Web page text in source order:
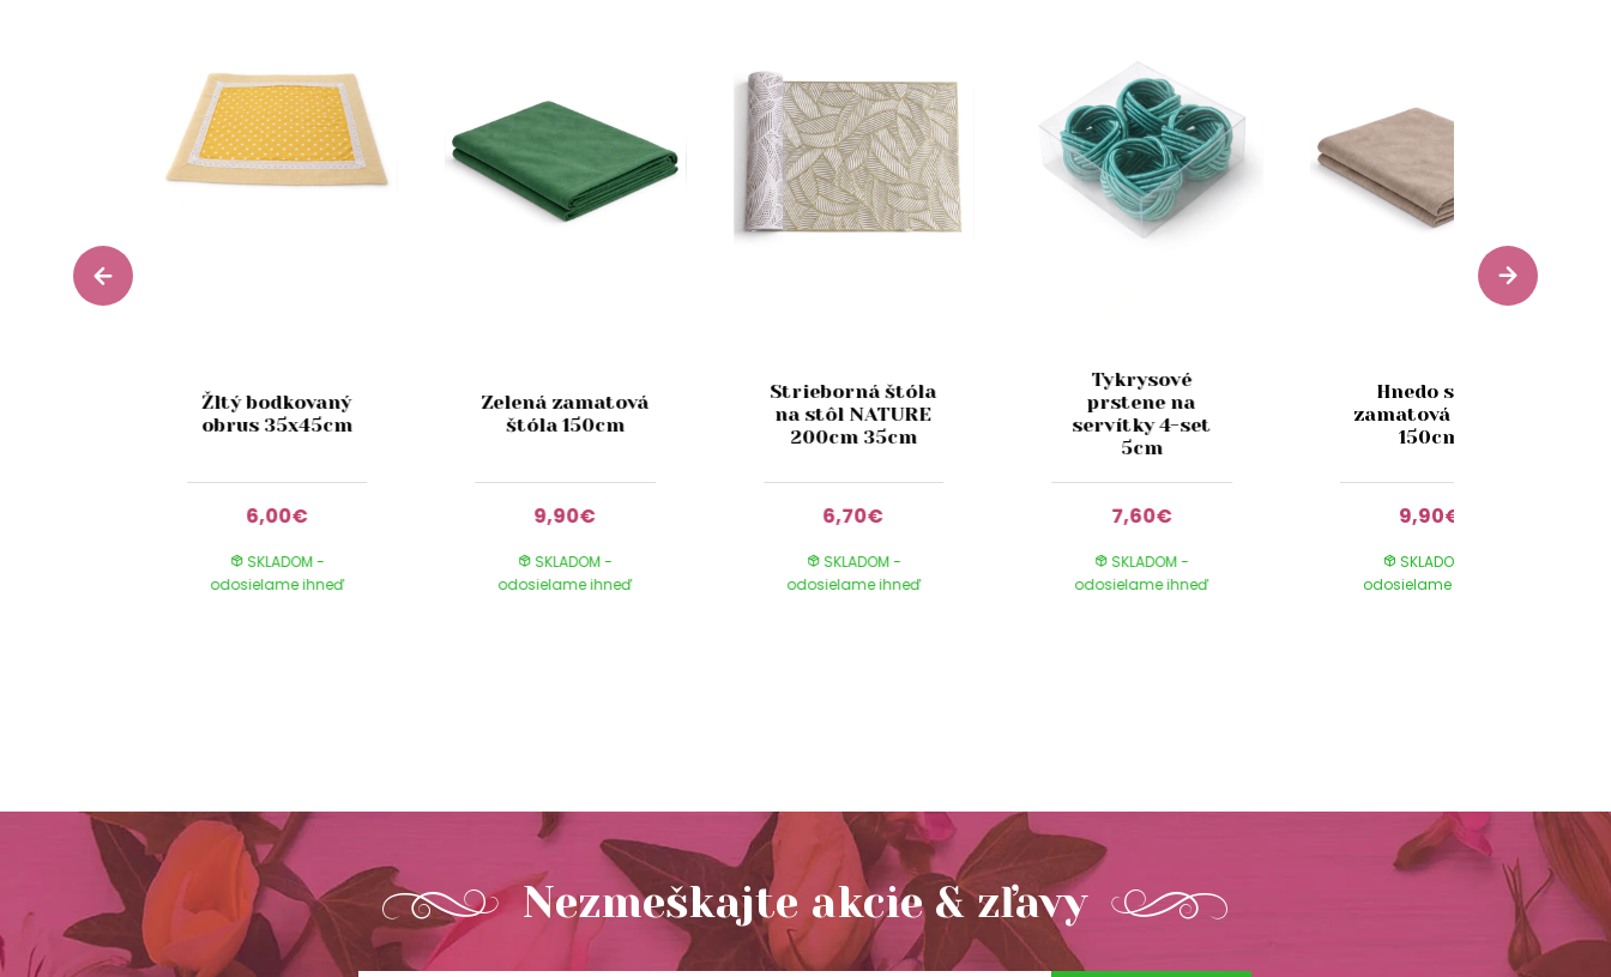
Žltý bodkovaný
obrus 35x45cm
6,00€
SKLADOM -
odosielame ihneď
Zelená zamatová
štóla 150cm
9,90€
SKLADOM -
odosielame ihneď
Strieborná štóla
na stôl NATURE
200cm 35cm
6,70€
SKLADOM -
odosielame ihneď
Tykrysové
prstene na
servítky 4-set
5cm
7,60€
SKLADOM -
odosielame ihneď
Hnedo sivá
zamatová štóla
150cm
9,90€
SKLADOM -
odosielame ihneď
Nezmeškajte akcie & zľavy